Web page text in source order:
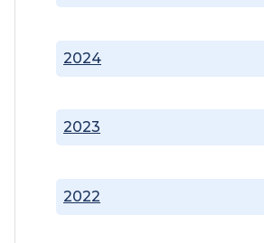
2022
2023
2024